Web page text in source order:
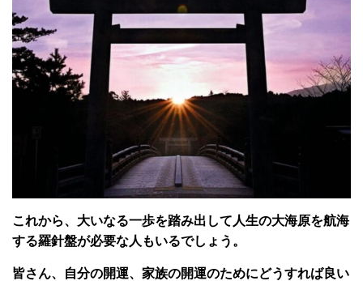
これから、大いなる一歩を踏み出して人生の大海原を航海
する羅針盤が必要な人もいるでしょう。
皆さん、自分の開運、家族の開運のためにどうすれば良い